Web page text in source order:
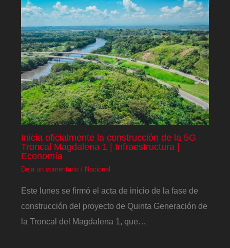
Inicia oficialmente la construcción de la 5G
Troncal Magdalena 1 | Infraestructura |
Economía
Deja un comentario / Nacional
Este lunes se firmó el acta de inicio de la fase de
construcción del proyecto de Quinta Generación de
la Troncal del Magdalena 1, que…